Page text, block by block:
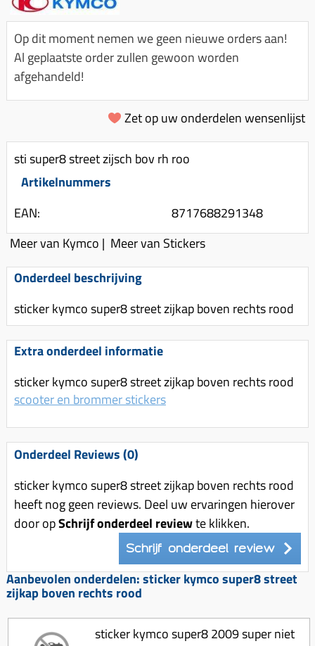
Spanningsregelaar
Toerenbegrenzer
Remlichtschakelaar
Led verlichting
Luchtfilter (delen)
Luchtfilter deksel
Motor blokken
Motorblok (delen)
Pakking (sets)
Vlotterbak pakking
Powerfilter
Schakel (delen)
Sproeiers
Spruitstuk (delen)
Uitlaat (delen)
Uitlaat bocht
Waterpomp (delen)
Variorolsets
Variateur (delen)
Variokit
Origineel zuigers
Koppeling compleet
Km teller kabel
Kickstart deksel
Kickstartpedaal
Kickstart ronsel
Spiegels
Stuurschakelaar
Rem (delen)
Remgrepen en remhendels
Remhevels
Remsegmenten
Remklauw (delen)
Remschijven
Voorrem kabel
Voorvork
Wiel (delen)
Zadel
Standaard
Kickstart (delen)
Olie-onderhoudsmiddelen
Oppakbeugel
Scooter alarm
Scooter Kleding
Crossbril
Regenkleding
Rugsteun
Vespa accessoires
Voordragers
Windschermen
Accessoires overig
Zadel
Gereedschap
Speednut
Op dit moment nemen we geen nieuwe orders aan!
Al geplaatste order zullen gewoon worden
afgehandeld!
Zet op uw onderdelen wensenlijst
sti super8 street zijsch bov rh roo
Artikelnummers
EAN:
8717688291348
Meer van Kymco | Meer van Stickers
Onderdeel beschrijving
sticker kymco super8 street zijkap boven rechts rood
Extra onderdeel informatie
sticker kymco super8 street zijkap boven rechts rood
scooter en brommer stickers
Onderdeel Reviews (0)
sticker kymco super8 street zijkap boven rechts rood
heeft nog geen reviews. Deel uw ervaringen hierover
door opSchrijf onderdeel reviewte klikken.
Schrijf onderdeel review
Aanbevolen onderdelen: sticker kymco super8 street
zijkap boven rechts rood
sticker kymco super8 2009 super niet